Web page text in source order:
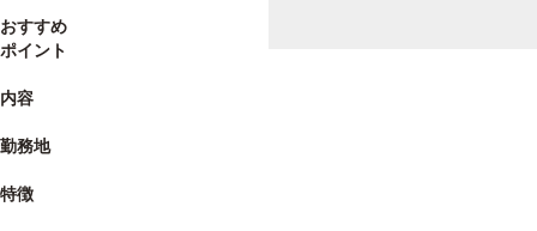
おすすめ
ポイント
内容
勤務地
特徴